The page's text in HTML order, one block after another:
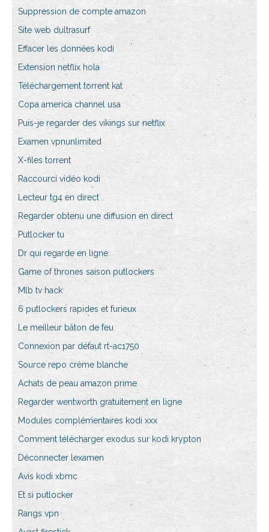
Suppression de compte amazon
Site web dultrasurf
Effacer les données kodi
Extension netflix hola
Téléchargement torrent kat
Copa america channel usa
Puis-je regarder des vikings sur netflix
Examen vpnunlimited
X-files torrent
Raccourci vidéo kodi
Lecteur tg4 en direct
Regarder obtenu une diffusion en direct
Putlocker tu
Dr qui regarde en ligne
Game of thrones saison putlockers
Mlb tv hack
6 putlockers rapides et furieux
Le meilleur bâton de feu
Connexion par défaut rt-ac1750
Source repo crème blanche
Achats de peau amazon prime
Regarder wentworth gratuitement en ligne
Modules complémentaires kodi xxx
Comment télécharger exodus sur kodi krypton
Déconnecter lexamen
Avis kodi xbmc
Et si putlocker
Rangs vpn